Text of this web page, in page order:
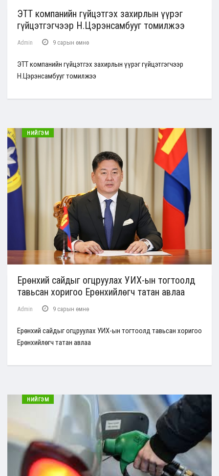
ЭТТ компанийн гүйцэтгэх захирлын үүрэг
гүйцэтгэгчээр Н.Цэрэнсамбууг томилжээ
Admin 9 сарын өмнө
ЭТТ компанийн гүйцэтгэх захирлын үүрэг гүйцэтгэгчээр
Н.Цэрэнсамбууг томилжээ
НИЙГЭМ
Ерөнхий сайдыг огцруулах УИХ-ын тогтоолд
тавьсан хоригоо Ерөнхийлөгч татан авлаа
Admin 9 сарын өмнө
Ерөнхий сайдыг огцруулах УИХ-ын тогтоолд тавьсан хоригоо
Ерөнхийлөгч татан авлаа
НИЙГЭМ